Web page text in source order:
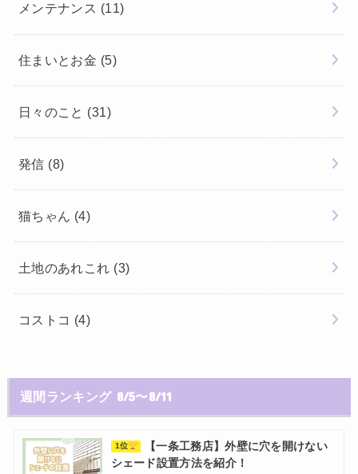
メンテナンス (11)
住まいとお金 (5)
日々のこと (31)
発信 (8)
猫ちゃん (4)
土地のあれこれ (3)
コストコ (4)
週間ランキング 8/5〜8/11
1位
【一条工務店】外壁に穴を開けない
シェード設置方法を紹介！